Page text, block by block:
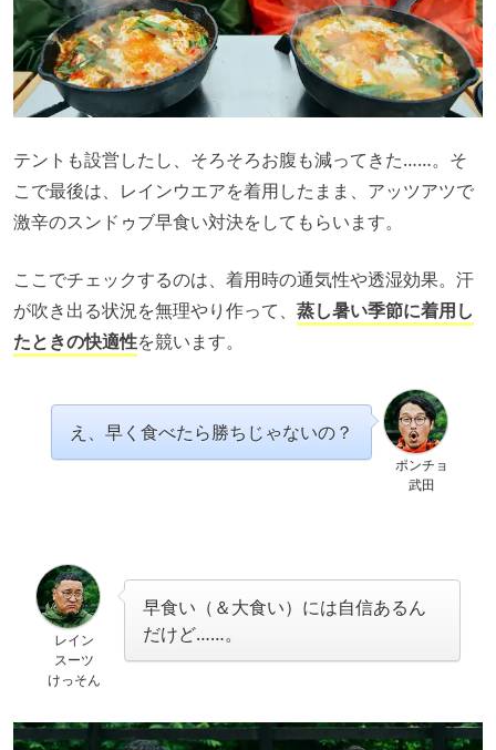
テントも設営したし、そろそろお腹も減ってきた……。そ
こで最後は、レインウエアを着用したまま、アッツアツで
激辛のスンドゥブ早食い対決をしてもらいます。
ここでチェックするのは、着用時の通気性や透湿効果。汗
が吹き出る状況を無理やり作って、 蒸し暑い季節に着用し
たときの快適性を競います。
ポンチョ
武田
え、早く食べたら勝ちじゃないの？
レイン
スーツ
けっそん
早食い（＆大食い）には自信あるん
だけど……。